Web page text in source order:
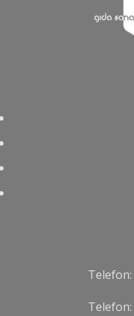
Telefon:
Telefon: